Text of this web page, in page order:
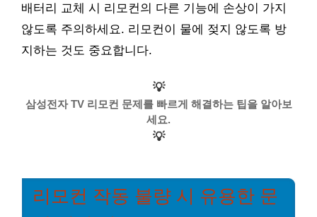
배터리 교체 시 리모컨의 다른 기능에 손상이 가지
않도록 주의하세요. 리모컨이 물에 젖지 않도록 방
지하는 것도 중요합니다.
💡
삼성전자 TV 리모컨 문제를 빠르게 해결하는 팁을 알아보
세요.
💡
리모컨 작동 불량 시 유용한 문